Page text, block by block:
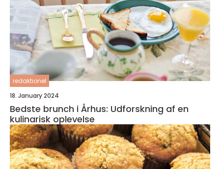
redaktionel
18. January 2024
Bedste brunch i Århus: Udforskning af en
kulinarisk oplevelse